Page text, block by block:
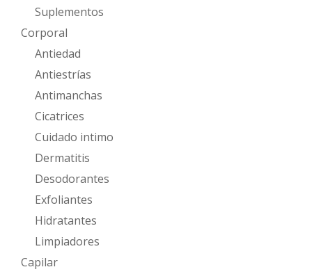
Suplementos
Corporal
Antiedad
Antiestrías
Antimanchas
Cicatrices
Cuidado intimo
Dermatitis
Desodorantes
Exfoliantes
Hidratantes
Limpiadores
Capilar